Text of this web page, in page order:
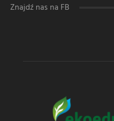
Znajdź nas na FB